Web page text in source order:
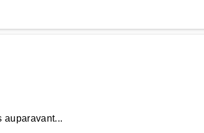
auparavant...